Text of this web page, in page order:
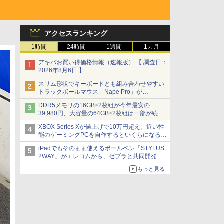
アクセスランキング
1時間 24時間 1週間 1カ月
アキバお買い得価格情報（速報版） 【 調査日：
2026年8月6日 】
スリム形状でキーボードとも組み合わせやすい
トラックボールマウス「Nape Pro」が
Keychronから
DDR5メモリの16GB×2枚組が今年最安の
39,980円、大容量の64GB×2枚組は一部が続騰
[8月前半のメモリ価格]
XBOX Series Xが値上げで10万円超え。近い性
能のゲーミングPCを自作するといくらになる？
【石田賀津男の『酒の肴にPCゲーム』】
iPadでもそのまま使えるボールペン「STYLUS
2WAY」がエレコムから、ゼブラと共同開発
もっと見る